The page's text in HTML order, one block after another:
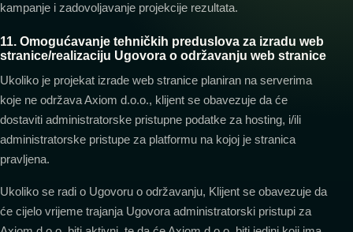
kampanje i zadovoljavanje projekcije rezultata.
11. Omogućavanje tehničkih preduslova za izradu web
stranice/realizaciju Ugovora o održavanju web stranice
Ukoliko je projekat izrade web stranice planiran na serverima
koje ne održava Axiom d.o.o., klijent se obavezuje da će
dostaviti administratorske pristupne podatke za hosting, i/ili
administratorske pristupe za platformu na kojoj je stranica
pravljena.
Ukoliko se radi o Ugovoru o održavanju, Klijent se obavezuje da
će cijelo vrijeme trajanja Ugovora administratorski pristupi za